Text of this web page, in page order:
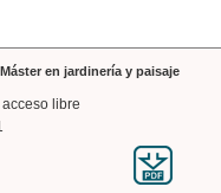
en jardinería y paisaje
libre